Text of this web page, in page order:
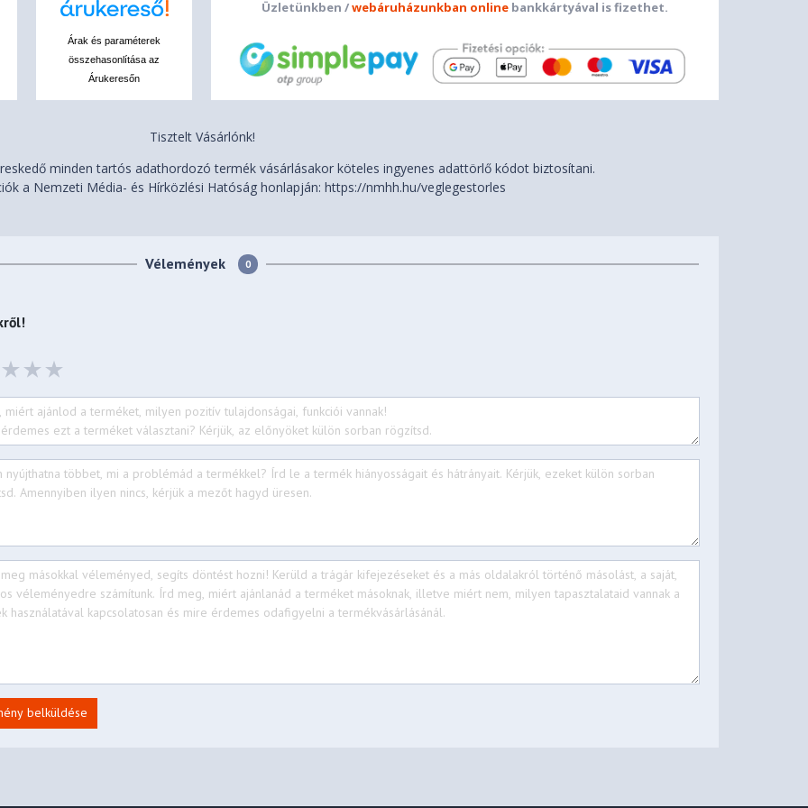
High Speed (ActiveSync
Árak és paraméterek
összehasonlítása az
Árukeresőn
Üzletünkben /webáruházunkban online bankkártyával is fizethet.
Tisztelt Vásárlónk!
minden tartós adathordozó termék vásárlásakor köteles ingyenes adattörlő kódot biztosítani.
a Nemzeti Média- és Hírközlési Hatóság honlapján: https://nmhh.hu/veglegestorles
Vélemények 0
belküldése